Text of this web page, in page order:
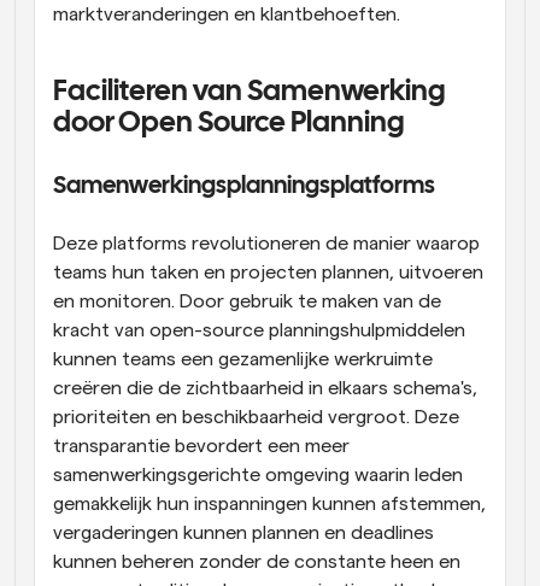
marktveranderingen en klantbehoeften.
Faciliteren van Samenwerking
door Open Source Planning
Samenwerkingsplanningsplatforms
Deze platforms revolutioneren de manier waarop
teams hun taken en projecten plannen, uitvoeren
en monitoren. Door gebruik te maken van de
kracht van open-source planningshulpmiddelen
kunnen teams een gezamenlijke werkruimte
creëren die de zichtbaarheid in elkaars schema's,
prioriteiten en beschikbaarheid vergroot. Deze
transparantie bevordert een meer
samenwerkingsgerichte omgeving waarin leden
gemakkelijk hun inspanningen kunnen afstemmen,
vergaderingen kunnen plannen en deadlines
kunnen beheren zonder de constante heen en